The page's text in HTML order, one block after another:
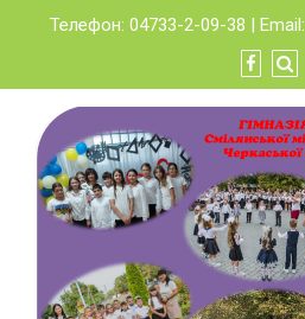
content
Телефон: 04733-2-09-38 | Email: